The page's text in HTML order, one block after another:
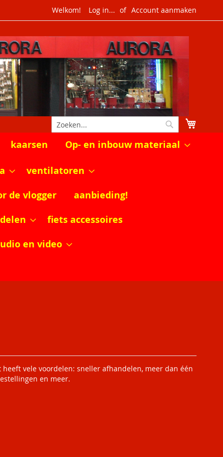
Welkom! Log in... Account aanmaken
Zoek
kaarsen Op- en inbouw materiaal
ventilatoren
de vlogger
aanbieding!
fiets accessoires
en video
heeft vele voordelen: sneller afhandelen, meer dan één
en meer.